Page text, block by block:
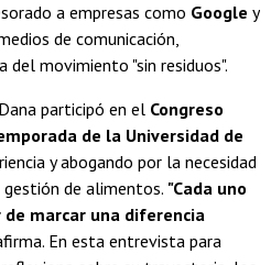
a empresas como Google y
de comunicación,
del movimiento "sin residuos".
participó en el Congreso
de la Universidad de
y abogando por la necesidad
de alimentos. "Cada uno
marcar una diferencia
En esta entrevista para